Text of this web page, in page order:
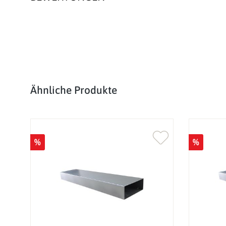
Produktgalerie überspringen
Ähnliche Produkte
% %